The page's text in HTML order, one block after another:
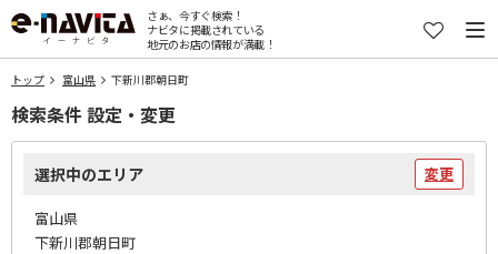
さぁ、今すぐ検索！
ナビタに掲載されている
地元のお店の情報が満載！
トップ 富山県 下新川郡朝日町
検索条件 設定・変更
選択中のエリア 変更
富山県
下新川郡朝日町